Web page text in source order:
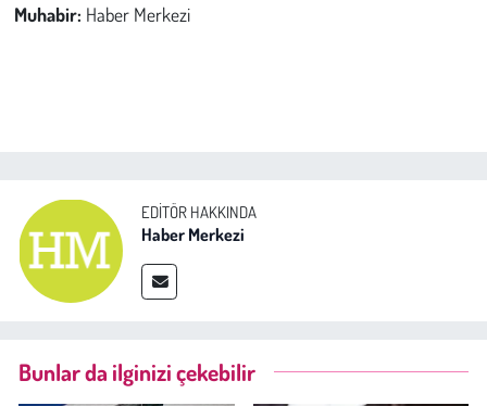
Muhabir: Haber Merkezi
EDITÖR HAKKINDA
Haber Merkezi
Bunlar da ilginizi çekebilir